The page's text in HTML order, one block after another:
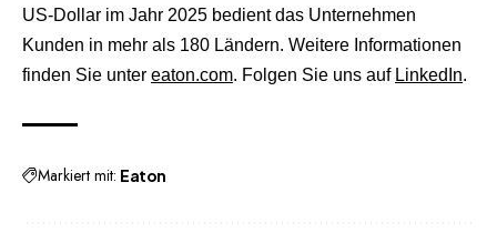
US-Dollar im Jahr 2025 bedient das Unternehmen
Kunden in mehr als 180 Ländern. Weitere Informationen
finden Sie unter eaton.com. Folgen Sie uns auf LinkedIn.
Markiert mit: Eaton